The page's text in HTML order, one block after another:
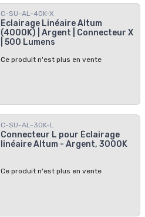
10W, une sortie de 500 lumens et un
courant réglable (700mA à 1050mA DC)
avec une plage de tension de 30-42V
DC. Selon l'appareil, il est compatible
avec la gradation 0-10V et disponible
dans des températures de couleur de
C-SU-AL-40K-X
Éclairage Linéaire Altum
(4000K) | Argent | Connecteur X
| 500 Lumens
Ce produit n'est plus en vente
C-SU-AL-30K-L
Connecteur L pour Éclairage
linéaire Altum - Argent, 3000K
Ce produit n'est plus en vente